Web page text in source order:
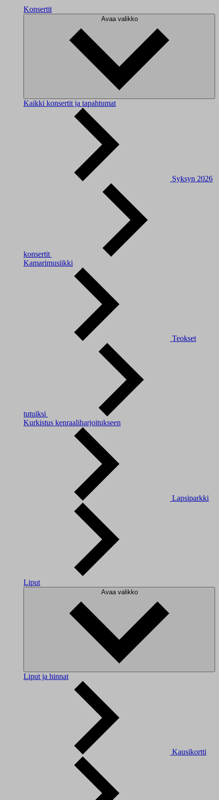
Konsertit
Avaa valikko
Kaikki konsertit ja tapahtumat
Syksyn 2026
konsertit
Kamarimusiikki
Teokset
tutuiksi
Kurkistus kenraaliharjoitukseen
Lapsiparkki
Liput
Avaa valikko
Liput ja hinnat
Kausikortti